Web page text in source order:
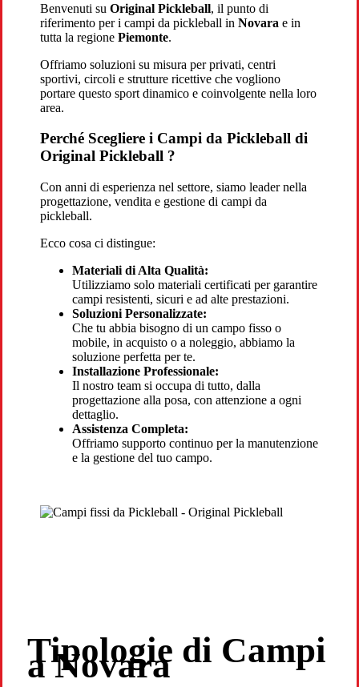
Benvenuti suOriginal Pickleball, il punto di
riferimento per i campi da pickleball inNovara e in
tutta la regionePiemonte.
Offriamo soluzioni su misura per privati, centri
sportivi, circoli e strutture ricettive che vogliono
portare questo sport dinamico e coinvolgente nella loro
area.
Perché Scegliere i Campi da Pickleball di
Original Pickleball ?
Con anni di esperienza nel settore, siamo leader nella
progettazione, vendita e gestione di campi da
pickleball.
Ecco cosa ci distingue:
Materiali di Alta Qualità:
Utilizziamo solo materiali certificati per garantire
campi resistenti, sicuri e ad alte prestazioni.
Soluzioni Personalizzate:
Che tu abbia bisogno di un campo fisso o
mobile, in acquisto o a noleggio, abbiamo la
soluzione perfetta per te.
Installazione Professionale:
Il nostro team si occupa di tutto, dalla
progettazione alla posa, con attenzione a ogni
dettaglio.
Assistenza Completa:
Offriamo supporto continuo per la manutenzione
e la gestione del tuo campo.
Tipologie di Campi
a Novara